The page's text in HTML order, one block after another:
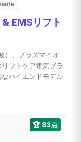
EMSリフト
）、プラズマイオ
フトケア電気ブラ
ハイエンドモデル
🏆83点